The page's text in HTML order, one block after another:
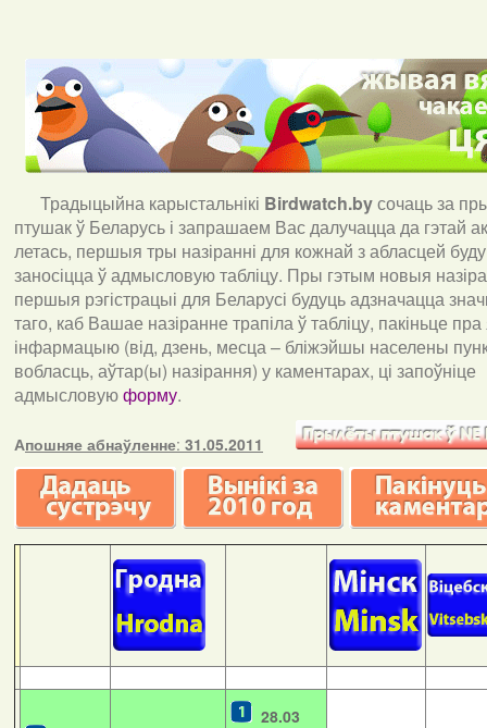
Традыцыйна карыстальнікі Birdwatch.byсочаць за
птушак ў Беларусь і запрашаем Вас далучацца да гэтай
летась, першыя тры назіранні для кожнай з абласцей
заносіцца ў адмысловую табліцу. Пры гэтым новыя
першыя рэгістрацыі для Беларусі будуць адзначацца
таго, каб Вашае назіранне трапіла ў табліцу, пакіньце пра
інфармацыю (від, дзень, месца – бліжэйшы населены
вобласць, аўтар(ы) назірання) у каментарах, ці запоўніце
адмысловуюформу.
Апошняе абнаўленне: 31.05.2011
28.03